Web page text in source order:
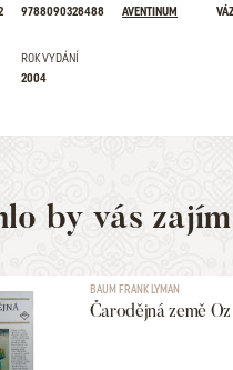
9788090328488
AVENTINUM
ROK VYDÁNÍ
2004
by vás
BAUM FRANK LYMAN
Čarodějná země Oz